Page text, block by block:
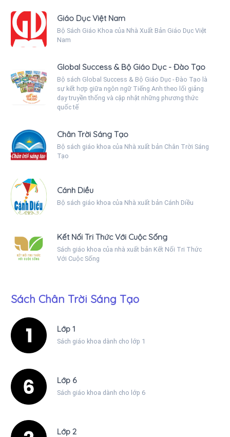
Giáo Dục Việt Nam
Bộ Sách Giáo Khoa của Nhà Xuất Bản Giáo Dục Việt
Nam
Global Success & Bộ Giáo Dục - Đào Tạo
Bộ sách Global Success & Bộ Giáo Dục - Đào Tạo là
sự kết hợp giữa ngôn ngữ Tiếng Anh theo lối giảng
dạy truyền thống và cập nhật những phương thức
quốc tế
Chân Trời Sáng Tạo
Bộ sách giáo khoa của Nhà xuất bản Chân Trời Sáng
Tạo
Cánh Diều
Bộ sách giáo khoa của Nhà xuất bản Cánh Diều
Kết Nối Tri Thức Với Cuộc Sống
Sách giáo khoa của nhà xuất bản Kết Nối Tri Thức
Với Cuộc Sống
Sách Chân Trời Sáng Tạo
Lớp 1
Sách giáo khoa dành cho lớp 1
Lớp 6
Sách giáo khoa dành cho lớp 6
Lớp 2